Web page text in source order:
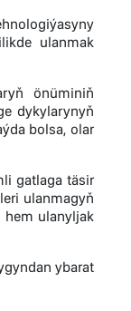
ulanmak
önüminiň
dykylarynyň
bolsa, olar
gatlaga täsir
ulanmagyň
hem ulanyljak
ybarat